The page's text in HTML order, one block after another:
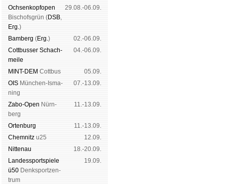
Och­sen­kopf­open
Bischofs­grün (DSB,
Erg.)
29.08.-06.09.
Bam­berg (Erg.)
02.-06.09.
Cott­busser Schach­
meile
04.-06.09.
MINT-DEM Cott­bus
05.09.
OIS Mün­chen-Is­ma­
ning
07.-13.09.
Zabo-Open Nürn­
berg
11.-13.09.
Orten­burg
11.-13.09.
Chem­nitz u25
12.09.
Nitte­nau
18.-20.09.
Landes­sport­spiele
ü50 Denk­sport­zen­
trum
19.09.